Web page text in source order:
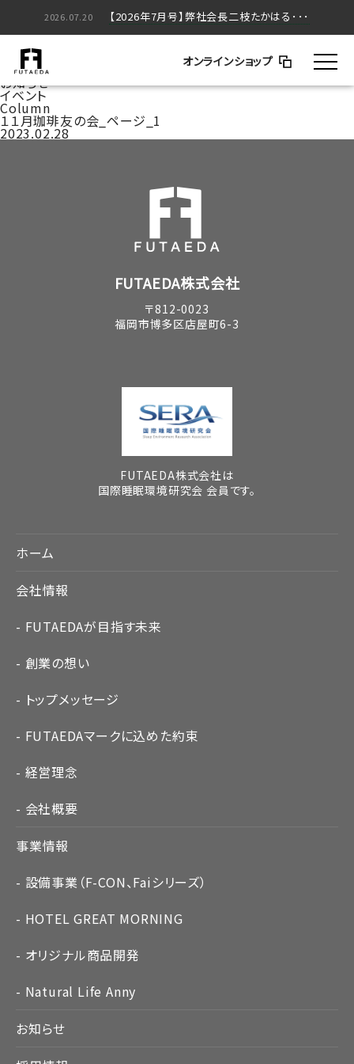
オンラインショップ
2026.05.20 【2026年5月号】弊社会長二枝たかはる･･･
2026.07.20 【2026年7月号】弊社会長二枝たかはる･･･
家づくりのはなし
コラム
お知らせ
イベント
Column
１１月珈琲友の会_ページ_1
2023.02.28
FUTAEDA株式会社
〒812-0023
福岡市博多区店屋町6-3
FUTAEDA株式会社は
国際睡眠環境研究会 会員です。
ホーム
会社情報
FUTAEDAが目指す未来
創業の想い
トップメッセージ
FUTAEDAマークに込めた約束
経営理念
会社概要
事業情報
設備事業（F-CON、Faiシリーズ）
HOTEL GREAT MORNING
オリジナル商品開発
Natural Life Anny
お知らせ